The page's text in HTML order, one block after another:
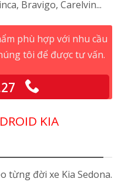
Bravigo, Carelvin...
phù hợp với nhu cầu
tôi để được tư vấn.
KIA
từng đời xe Kia Sedona.